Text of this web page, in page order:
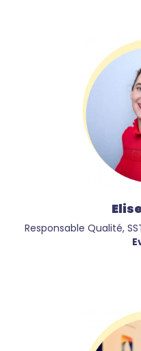
Responsable Qualité,